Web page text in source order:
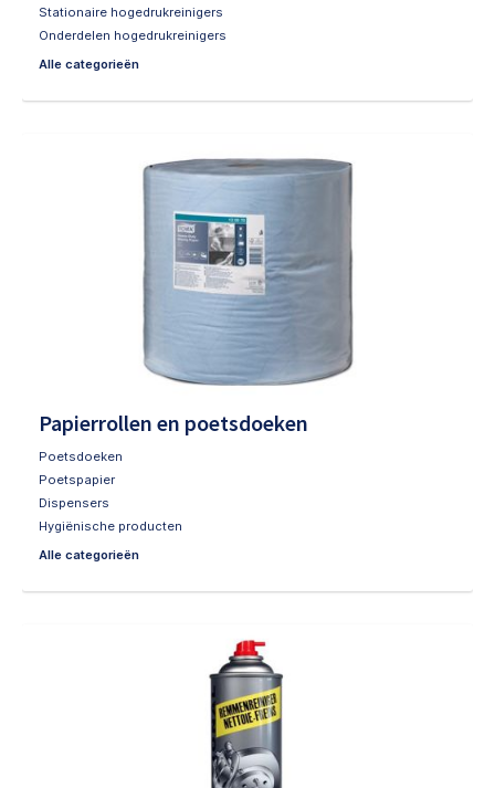
Stationaire hogedrukreinigers
Onderdelen hogedrukreinigers
Alle categorieën
Papierrollen en poetsdoeken
Poetsdoeken
Poetspapier
Dispensers
Hygiënische producten
Alle categorieën